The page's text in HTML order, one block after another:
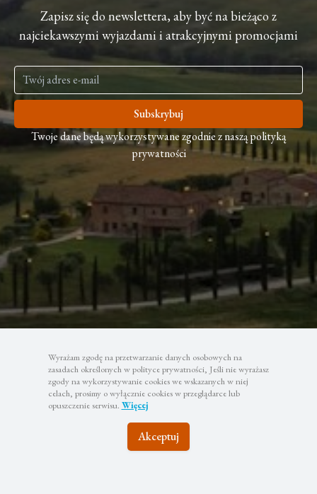
Wyrażam zgodę na przetwarzanie danych osobowych na
zasadach określonych w polityce prywatności, Jeśli nie wyrażasz
zgody na wykorzystywanie cookies we wskazanych w niej
celach, prosimy o wyłącznie cookies w przeglądarce lub
opuszczenie serwisu. Więcej
Akceptuj
Zapisz się do newslettera, aby być na bieżąco z
najciekawszymi wyjazdami i atrakcyjnymi promocjami
Subskrybuj
Twoje dane będą wykorzystywane zgodnie z naszą polityką
prywatności